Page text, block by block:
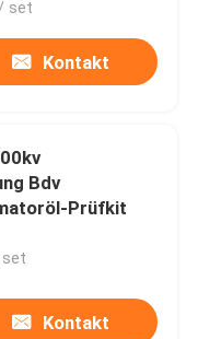
set
Kontakt
Bdv
Prüfkit
set
Kontakt